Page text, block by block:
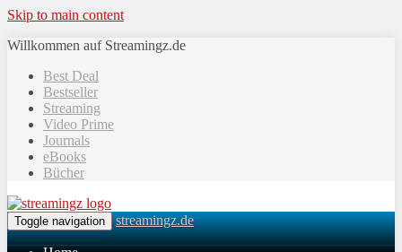
Skip to main content
Willkommen auf Streamingz.de
Best Deal
Bestseller
Streaming
Video Prime
Journals
eBooks
Bücher
Toggle navigation streamingz.de